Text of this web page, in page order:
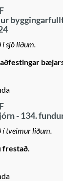
í sjö liðum.
- 134.
í tveimur liðum.
frestað.